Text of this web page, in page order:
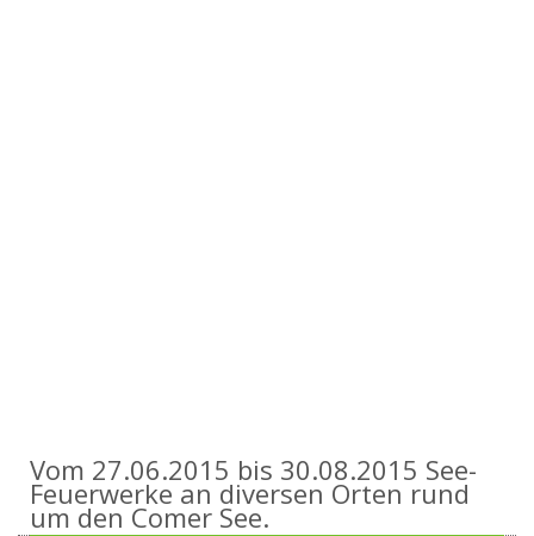
Vom 27.06.2015 bis 30.08.2015 See-
Feuerwerke an diversen Orten rund
um den Comer See.